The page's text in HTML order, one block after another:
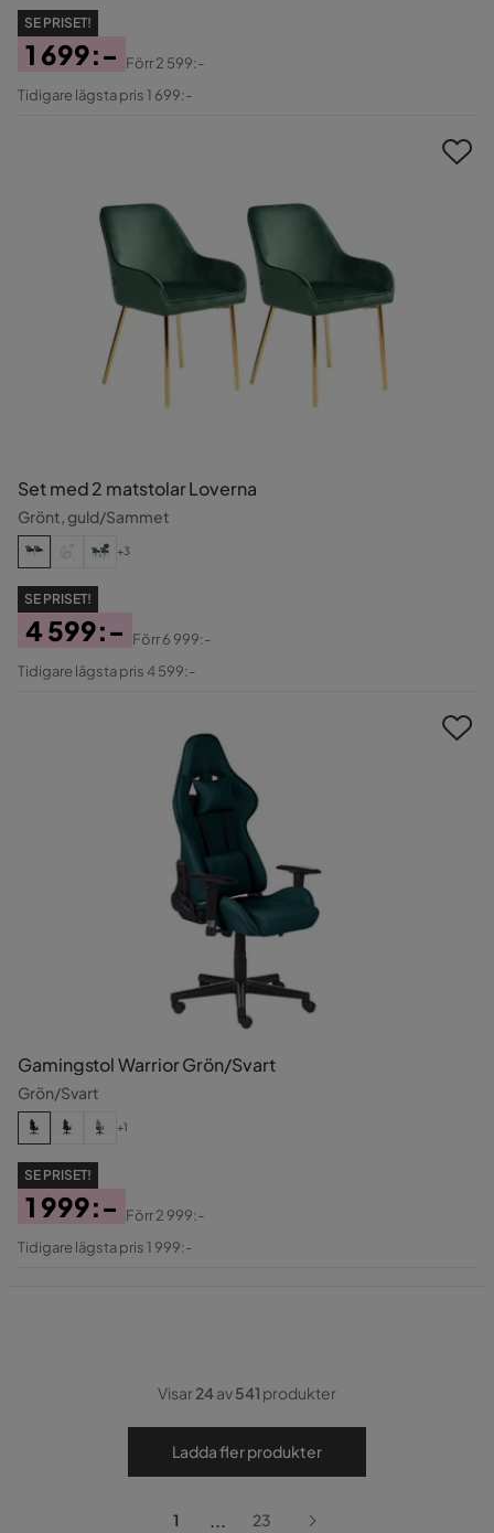
SE PRISET!
Pris
1 699:-
Original
Förr2 599:-
Tidigare lägsta pris 1 699:-
Set med 2 matstolar Loverna
Grönt, guld/Sammet
+3
SE PRISET!
Pris
4 599:-
Original
Förr6 999:-
Tidigare lägsta pris 4 599:-
Gamingstol Warrior Grön/Svart
Grön/Svart
+1
SE PRISET!
Pris
1 999:-
Original
Förr2 999:-
Tidigare lägsta pris 1 999:-
Visar24av541 produkter
Ladda fler produkter
1 ... 23